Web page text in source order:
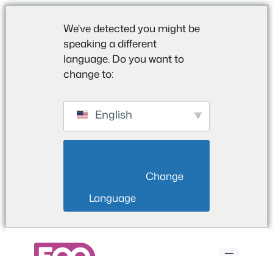
We've detected you might be
speaking a different
language. Do you want to
change to:
English
Language